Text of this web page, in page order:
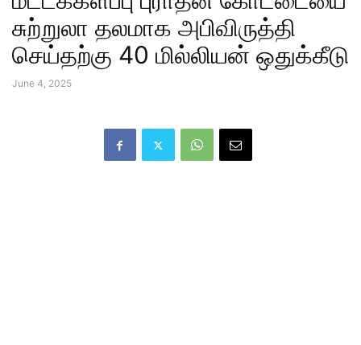
சுற்றுலா தலமாக அபிவிருத்தி
செய்தற்கு 40 மில்லியன் ஒதுக்கீடு
June 4, 2025